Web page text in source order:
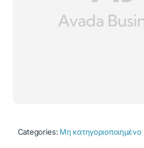
Categories: Μη κατηγοριοποιημένο